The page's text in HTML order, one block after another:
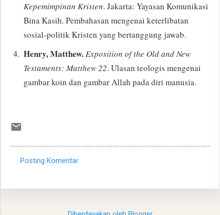
Kepemimpinan Kristen. Jakarta: Yayasan Komunikasi
Bina Kasih. Pembahasan mengenai keterlibatan
sosial-politik Kristen yang bertanggung jawab.
Henry, Matthew.Exposition of the Old and New
Testaments: Matthew 22. Ulasan teologis mengenai
gambar koin dan gambar Allah pada diri manusia.
Posting Komentar